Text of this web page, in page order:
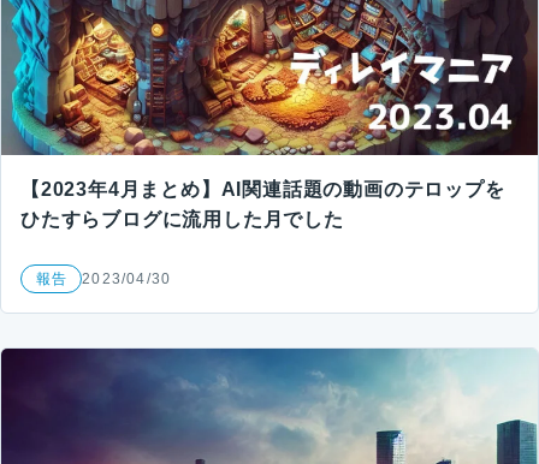
【2023年4月まとめ】AI関連話題の動画のテロップを
ひたすらブログに流用した月でした
報告 2023/04/30